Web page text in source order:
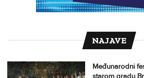
NAJAVE
Međunarodni
starom gradu